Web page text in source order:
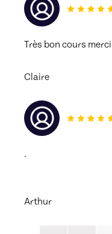
Très bon cours merci
Claire
.
Arthur